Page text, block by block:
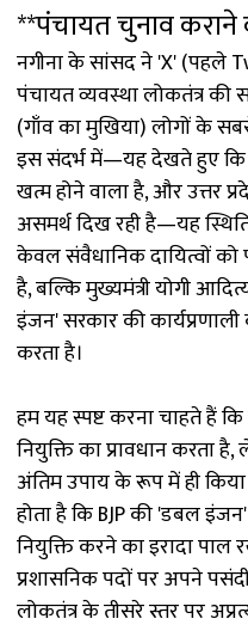
**पंचायत चुनाव कराने
नगीना के सांसद ने 'X' (पहले
पंचायत व्यवस्था लोकतंत्र की
(गाँव का मुखिया) लोगों के
इस संदर्भ में—यह देखते हुए कि
खत्म होने वाला है, और उत्तर
असमर्थ दिख रही है—यह
केवल संवैधानिक दायित्वों
है, बल्कि मुख्यमंत्री योगी
इंजन' सरकार की
करता है।
हम यह स्पष्ट करना चाहते हैं कि
नियुक्ति का प्रावधान करता
अंतिम उपाय के रूप में ही किया
होता है कि BJP की 'डबल
नियुक्ति करने का इरादा पाल
प्रशासनिक पदों पर अपने
लोकतंत्र के तीसरे स्तर पर